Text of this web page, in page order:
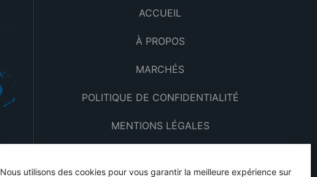
Nous utilisons des cookies pour vous garantir la meilleure expérience sur
ACCUEIL
À PROPOS
MARCHÉS
POLITIQUE DE CONFIDENTIALITÉ
MENTIONS LÉGALES